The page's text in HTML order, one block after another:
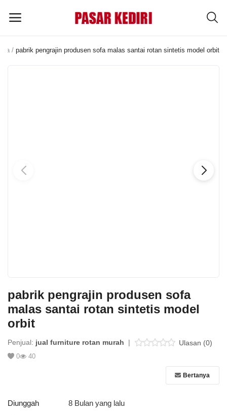
Login
Daftar
Lokasi
pabrik pengrajin produsen sofa malas santai rotan sintetis model orbit
pabrik pengrajin produsen sofa
malas santai rotan sintetis model
orbit
Penjual: jual furniture rotan murah | Ulasan (0)
0 40
Bertanya
Diunggah
8 Bulan yang lalu